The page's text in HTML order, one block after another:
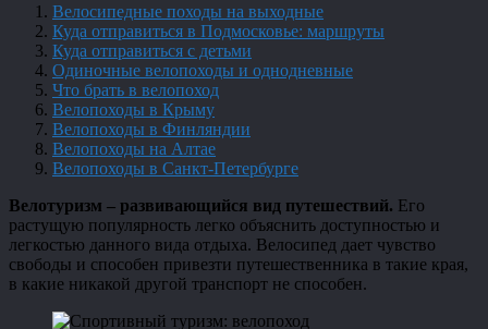
Велосипедные походы на выходные
Куда отправиться в Подмосковье: маршруты
Куда отправиться с детьми
Одиночные велопоходы и однодневные
Что брать в велопоход
Велопоходы в Крыму
Велопоходы в Финляндии
Велопоходы на Алтае
Велопоходы в Санкт-Петербурге
Велотуризм – развивающийся вид путешествий. Его
растущую популярность легко объяснить доступностью и
легкостью данного вида отдыха. Велосипед дает чувство
свободы и способен привезти путешественника в такие края,
в какие никакой другой транспорт не способен.